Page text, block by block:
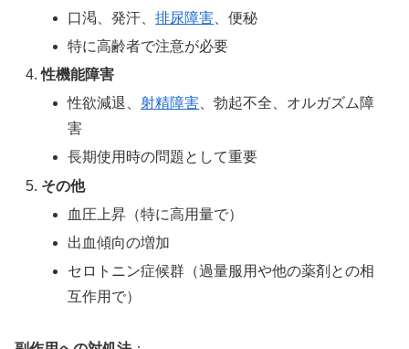
口渇、発汗、排尿障害 、便秘
特に高齢者で注意が必要
性機能障害
性欲減退、射精障害 、勃起不全、オルガズム障
害
長期使用時の問題として重要
その他
血圧上昇（特に高用量で）
出血傾向の増加
セロトニン症候群（過量服用や他の薬剤との相
互作用で）